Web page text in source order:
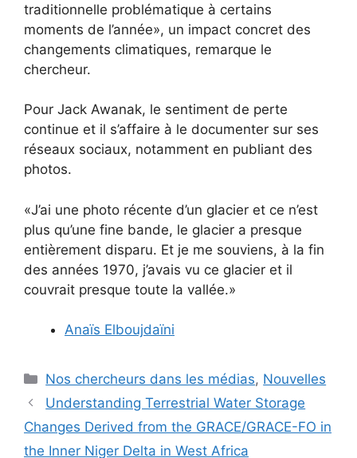
traditionnelle problématique à certains
moments de l’année , un impact concret des
changements climatiques, remarque le
chercheur.
Pour Jack Awanak, le sentiment de perte
continue et il s’affaire à le documenter sur ses
réseaux sociaux, notamment en publiant des
photos.
J’ai une photo récente d’un glacier et ce n’est
plus qu’une fine bande, le glacier a presque
entièrement disparu. Et je me souviens, à la fin
des années 1970, j’avais vu ce glacier et il
couvrait presque toute la vallée.
Anaïs Elboujdaïni
Catégories
Nos chercheurs dans les médias, Nouvelles
Understanding Terrestrial Water Storage
Changes Derived from the GRACE/GRACE-FO in
the Inner Niger Delta in West Africa